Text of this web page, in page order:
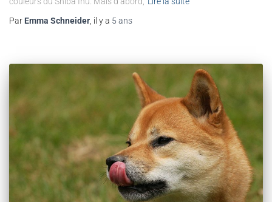
Par Emma Schneider , il y a 5 ans